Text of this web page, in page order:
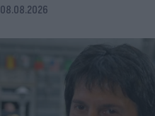
08.08.2026